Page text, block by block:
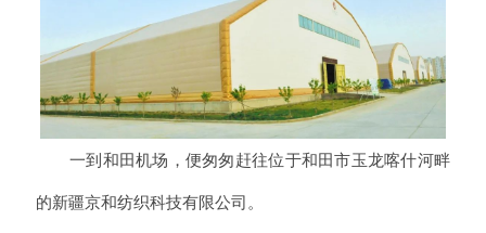
一到和田机场，便匆匆赶往位于和田市玉龙喀什河畔
的新疆京和纺织科技有限公司。